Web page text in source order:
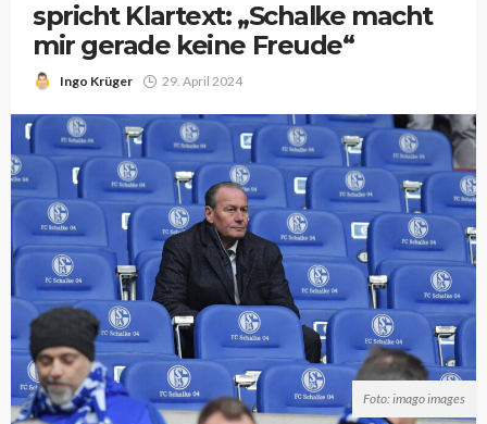
spricht Klartext: „Schalke macht
mir gerade keine Freude“
Ingo Krüger 29. April 2024
Foto: imago images